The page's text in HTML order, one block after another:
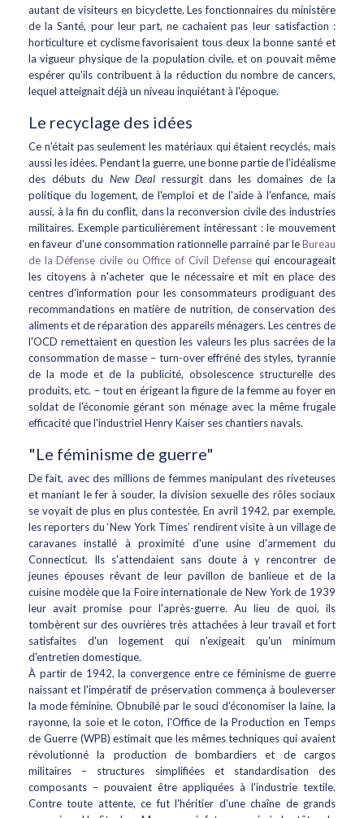
autant de visiteurs en bicyclette. Les fonctionnaires du ministère
de la Santé, pour leur part, ne cachaient pas leur satisfaction :
horticulture et cyclisme favorisaient tous deux la bonne santé et
la vigueur physique de la population civile, et on pouvait même
espérer qu'ils contribuent à la réduction du nombre de cancers,
lequel atteignait déjà un niveau inquiétant à l'époque.
Le recyclage des idées
Ce n'était pas seulement les matériaux qui étaient recyclés, mais
aussi les idées. Pendant la guerre, une bonne partie de l'idéalisme
des débuts du New Deal ressurgit dans les domaines de la
politique du logement, de l'emploi et de l'aide à l'enfance, mais
aussi, à la fin du conflit, dans la reconversion civile des industries
militaires. Exemple particulièrement intéressant : le mouvement
en faveur d'une consommation rationnelle parrainé par leBureau
de la Défense civile ou Office of Civil Defensequi encourageait
les citoyens à n'acheter que le nécessaire et mit en place des
centres d'information pour les consommateurs prodiguant des
recommandations en matière de nutrition, de conservation des
aliments et de réparation des appareils ménagers. Les centres de
l'OCD remettaient en question les valeurs les plus sacrées de la
consommation de masse – turn-over effréné des styles, tyrannie
de la mode et de la publicité, obsolescence structurelle des
produits, etc. – tout en érigeant la figure de la femme au foyer en
soldat de l'économie gérant son ménage avec la même frugale
efficacité que l'industriel Henry Kaiser ses chantiers navals.
"Le féminisme de guerre"
De fait, avec des millions de femmes manipulant des riveteuses
et maniant le fer à souder, la division sexuelle des rôles sociaux
se voyait de plus en plus contestée. En avril 1942, par exemple,
les reporters du ‘New York Times’ rendirent visite à un village de
caravanes installé à proximité d'une usine d'armement du
Connecticut. Ils s'attendaient sans doute à y rencontrer de
jeunes épouses rêvant de leur pavillon de banlieue et de la
cuisine modèle que la Foire internationale de New York de 1939
leur avait promise pour l'après-guerre. Au lieu de quoi, ils
tombèrent sur des ouvrières très attachées à leur travail et fort
satisfaites d'un logement qui n'exigeait qu'un minimum
d'entretien domestique.
À partir de 1942, la convergence entre ce féminisme de guerre
naissant et l'impératif de préservation commença à bouleverser
la mode féminine. Obnubilé par le souci d'économiser la laine, la
rayonne, la soie et le coton, l'Office de la Production en Temps
de Guerre (WPB) estimait que les mêmes techniques qui avaient
révolutionné la production de bombardiers et de cargos
militaires – structures simplifiées et standardisation des
composants – pouvaient être appliquées à l'industrie textile.
Contre toute attente, ce fut l'héritier d'une chaîne de grands